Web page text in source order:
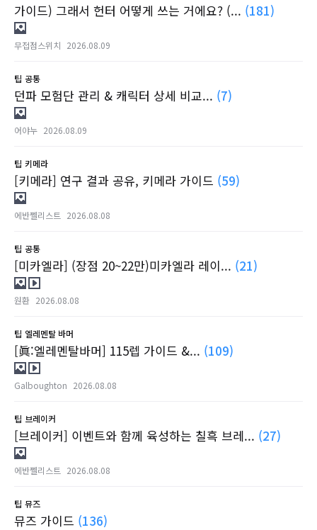
가이드) 그래서 헌터 어떻게 쓰는 거에요? (... (181)
무접점스위치 2026.08.09
팁 공통
던파 모험단 관리 & 캐릭터 상세 비교... (7)
어야누 2026.08.09
팁 키메라
[키메라] 연구 결과 공유, 키메라 가이드 (59)
에반쩰리스트 2026.08.08
팁 공통
[미카엘라] (장점 20~22만)미카엘라 레이... (21)
원환 2026.08.08
팁 엘레멘탈 바머
[眞:엘레멘탈바머] 115렙 가이드 &... (109)
Galboughton 2026.08.08
팁 브레이커
[브레이커] 이벤트와 함께 육성하는 칠흑 브레... (27)
에반쩰리스트 2026.08.08
팁 뮤즈
뮤즈 가이드 (136)